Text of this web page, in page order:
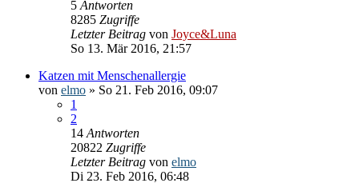
5 Antworten
8285 Zugriffe
Letzter Beitrag von Joyce&Luna
So 13. Mär 2016, 21:57
Katzen mit Menschenallergie
von elmo » So 21. Feb 2016, 09:07
1
2
14 Antworten
20822 Zugriffe
Letzter Beitrag von elmo
Di 23. Feb 2016, 06:48